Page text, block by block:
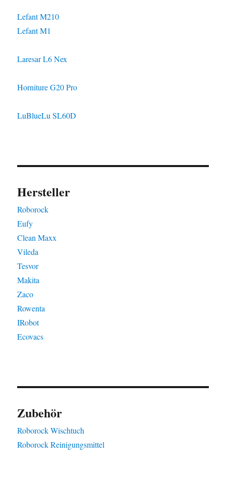
Lefant M210
Lefant M1
Laresar L6 Nex
Horniture G20 Pro
LuBlueLu SL60D
Hersteller
Roborock
Eufy
Clean Maxx
Vileda
Tesvor
Makita
Zaco
Rowenta
IRobot
Ecovacs
Zubehör
Roborock Wischtuch
Roborock Reinigungsmittel